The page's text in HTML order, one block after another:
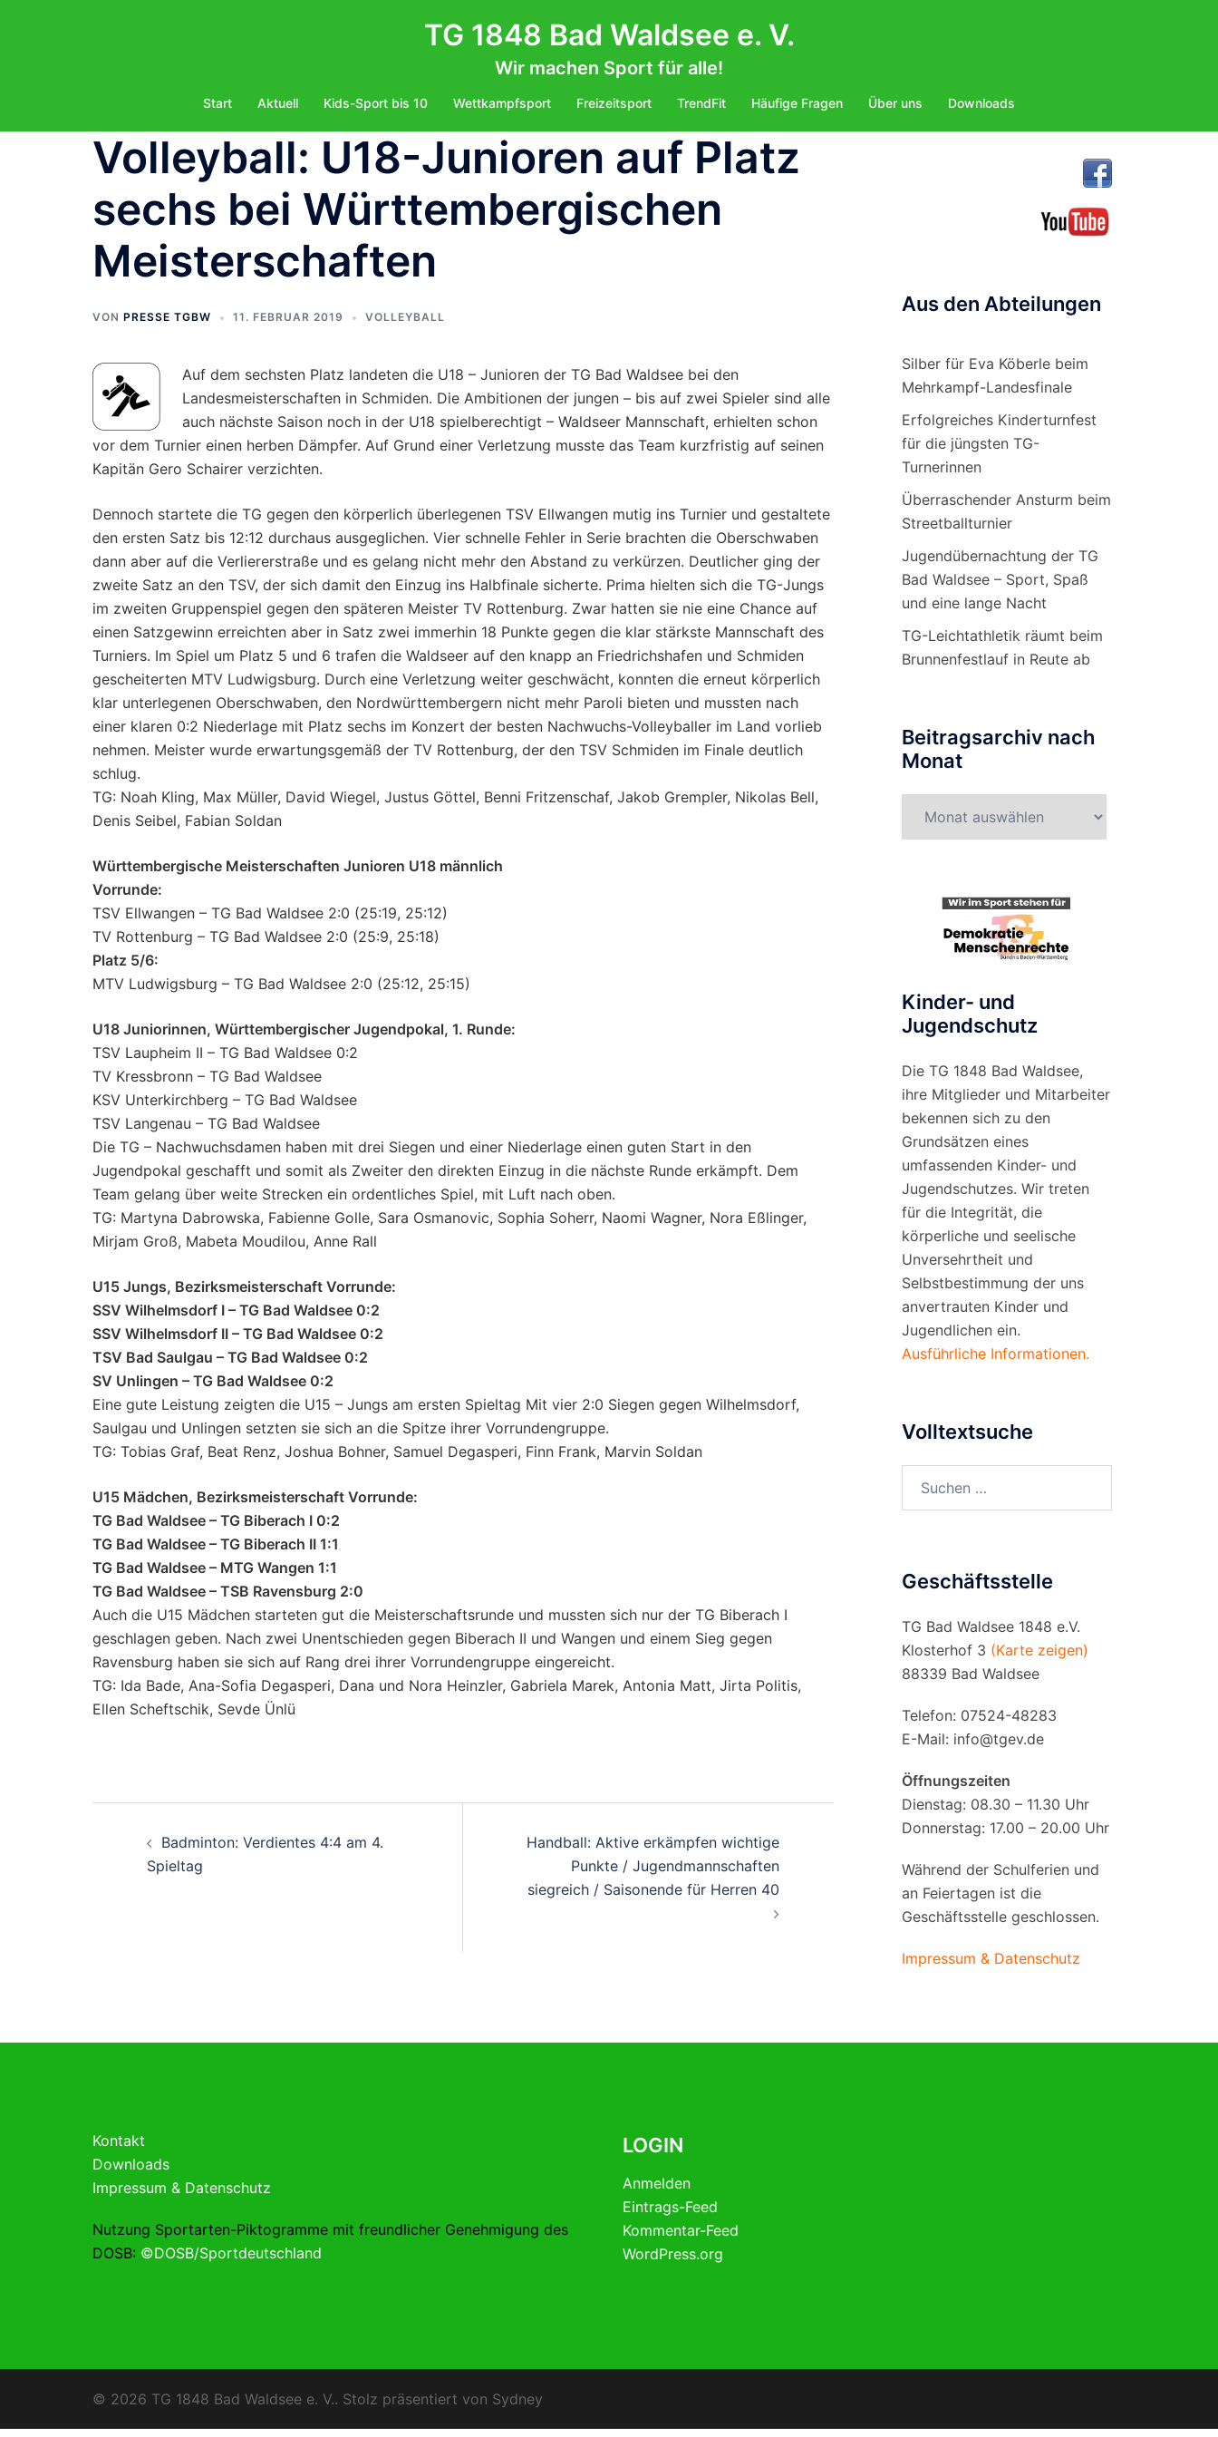
TG 1848 Bad Waldsee e. V.
Wir machen Sport für alle!
Start Aktuell Kids-Sport bis 10 Wettkampfsport Freizeitsport TrendFit Häufige Fragen Über uns Downloads
Volleyball: U18-Junioren auf Platz
sechs bei Württembergischen
Meisterschaften
VON PRESSE TGBW 11. FEBRUAR 2019 VOLLEYBALL
Auf dem sechsten Platz landeten die U18 – Junioren der TG Bad Waldsee bei den
Landesmeisterschaften in Schmiden. Die Ambitionen der jungen – bis auf zwei Spieler sind alle
auch nächste Saison noch in der U18 spielberechtigt – Waldseer Mannschaft, erhielten schon
vor dem Turnier einen herben Dämpfer. Auf Grund einer Verletzung musste das Team kurzfristig auf seinen
Kapitän Gero Schairer verzichten.
Dennoch startete die TG gegen den körperlich überlegenen TSV Ellwangen mutig ins Turnier und gestaltete
den ersten Satz bis 12:12 durchaus ausgeglichen. Vier schnelle Fehler in Serie brachten die Oberschwaben
dann aber auf die Verliererstraße und es gelang nicht mehr den Abstand zu verkürzen. Deutlicher ging der
zweite Satz an den TSV, der sich damit den Einzug ins Halbfinale sicherte. Prima hielten sich die TG-Jungs
im zweiten Gruppenspiel gegen den späteren Meister TV Rottenburg. Zwar hatten sie nie eine Chance auf
einen Satzgewinn erreichten aber in Satz zwei immerhin 18 Punkte gegen die klar stärkste Mannschaft des
Turniers. Im Spiel um Platz 5 und 6 trafen die Waldseer auf den knapp an Friedrichshafen und Schmiden
gescheiterten MTV Ludwigsburg. Durch eine Verletzung weiter geschwächt, konnten die erneut körperlich
klar unterlegenen Oberschwaben, den Nordwürttembergern nicht mehr Paroli bieten und mussten nach
einer klaren 0:2 Niederlage mit Platz sechs im Konzert der besten Nachwuchs-Volleyballer im Land vorlieb
nehmen. Meister wurde erwartungsgemäß der TV Rottenburg, der den TSV Schmiden im Finale deutlich
schlug.
TG: Noah Kling, Max Müller, David Wiegel, Justus Göttel, Benni Fritzenschaf, Jakob Grempler, Nikolas Bell,
Denis Seibel, Fabian Soldan
Württembergische Meisterschaften Junioren U18 männlich
Vorrunde:
TSV Ellwangen – TG Bad Waldsee 2:0 (25:19, 25:12)
TV Rottenburg – TG Bad Waldsee 2:0 (25:9, 25:18)
Platz 5/6:
MTV Ludwigsburg – TG Bad Waldsee 2:0 (25:12, 25:15)
U18 Juniorinnen, Württembergischer Jugendpokal, 1. Runde:
TSV Laupheim II – TG Bad Waldsee 0:2
TV Kressbronn – TG Bad Waldsee
KSV Unterkirchberg – TG Bad Waldsee
TSV Langenau – TG Bad Waldsee
Die TG – Nachwuchsdamen haben mit drei Siegen und einer Niederlage einen guten Start in den
Jugendpokal geschafft und somit als Zweiter den direkten Einzug in die nächste Runde erkämpft. Dem
Team gelang über weite Strecken ein ordentliches Spiel, mit Luft nach oben.
TG: Martyna Dabrowska, Fabienne Golle, Sara Osmanovic, Sophia Soherr, Naomi Wagner, Nora Eßlinger,
Mirjam Groß, Mabeta Moudilou, Anne Rall
U15 Jungs, Bezirksmeisterschaft Vorrunde:
SSV Wilhelmsdorf I – TG Bad Waldsee 0:2
SSV Wilhelmsdorf II – TG Bad Waldsee 0:2
TSV Bad Saulgau – TG Bad Waldsee 0:2
SV Unlingen – TG Bad Waldsee 0:2
Eine gute Leistung zeigten die U15 – Jungs am ersten Spieltag Mit vier 2:0 Siegen gegen Wilhelmsdorf,
Saulgau und Unlingen setzten sie sich an die Spitze ihrer Vorrundengruppe.
TG: Tobias Graf, Beat Renz, Joshua Bohner, Samuel Degasperi, Finn Frank, Marvin Soldan
U15 Mädchen, Bezirksmeisterschaft Vorrunde:
TG Bad Waldsee – TG Biberach I 0:2
TG Bad Waldsee – TG Biberach II 1:1
TG Bad Waldsee – MTG Wangen 1:1
TG Bad Waldsee – TSB Ravensburg 2:0
Auch die U15 Mädchen starteten gut die Meisterschaftsrunde und mussten sich nur der TG Biberach I
geschlagen geben. Nach zwei Unentschieden gegen Biberach II und Wangen und einem Sieg gegen
Ravensburg haben sie sich auf Rang drei ihrer Vorrundengruppe eingereicht.
TG: Ida Bade, Ana-Sofia Degasperi, Dana und Nora Heinzler, Gabriela Marek, Antonia Matt, Jirta Politis,
Ellen Scheftschik, Sevde Ünlü
Badminton: Verdientes 4:4 am 4.
Spieltag
Handball: Aktive erkämpfen wichtige
Punkte / Jugendmannschaften
siegreich / Saisonende für Herren 40
Aus den Abteilungen
Silber für Eva Köberle beim
Mehrkampf-Landesfinale
Erfolgreiches Kinderturnfest
für die jüngsten TG-
Turnerinnen
Überraschender Ansturm beim
Streetballturnier
Jugendübernachtung der TG
Bad Waldsee – Sport, Spaß
und eine lange Nacht
TG-Leichtathletik räumt beim
Brunnenfestlauf in Reute ab
Beitragsarchiv nach
Monat
nach
Kinder- und
Jugendschutz
Die TG 1848 Bad Waldsee,
ihre Mitglieder und Mitarbeiter
bekennen sich zu den
Grundsätzen eines
umfassenden Kinder- und
Jugendschutzes. Wir treten
für die Integrität, die
körperliche und seelische
Unversehrtheit und
Selbstbestimmung der uns
anvertrauten Kinder und
Jugendlichen ein.
Ausführliche Informationen.
Volltextsuche
nach:
Geschäftsstelle
TG Bad Waldsee 1848 e.V.
Klosterhof 3 (Karte zeigen)
88339 Bad Waldsee
Telefon: 07524-48283
E-Mail: info@tgev.de
Öffnungszeiten
Dienstag: 08.30 – 11.30 Uhr
Donnerstag: 17.00 – 20.00 Uhr
Während der Schulferien und
an Feiertagen ist die
Geschäftsstelle geschlossen.
Impressum & Datenschutz
Kontakt
Downloads
Impressum & Datenschutz
Nutzung Sportarten-Piktogramme mit freundlicher Genehmigung des
DOSB: ©DOSB/Sportdeutschland
LOGIN
Anmelden
Eintrags-Feed
Kommentar-Feed
WordPress.org
© 2026 TG 1848 Bad Waldsee e. V.. Stolz präsentiert von Sydney